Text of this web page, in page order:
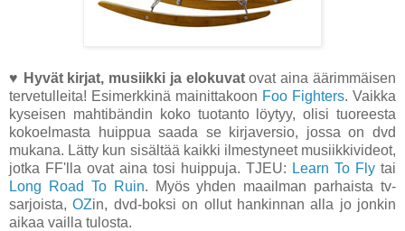
♥ Hyvät kirjat, musiikki ja elokuvatovat aina äärimmäisen
tervetulleita! Esimerkkinä mainittakoon Foo Fighters. Vaikka
kyseisen mahtibändin koko tuotanto löytyy, olisi tuoreesta
kokoelmasta huippua saada se kirjaversio, jossa on dvd
mukana. Lätty kun sisältää kaikki ilmestyneet musiikkivideot,
jotka FF'lla ovat aina tosi huippuja. TJEU: Learn To Fly tai
Long Road To Ruin. Myös yhden maailman parhaista tv-
sarjoista,OZin, dvd-boksi on ollut hankinnan alla jo jonkin
aikaa vailla tulosta.